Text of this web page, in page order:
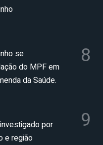
se
do MPF em
da Saúde.
8
por
e região
9